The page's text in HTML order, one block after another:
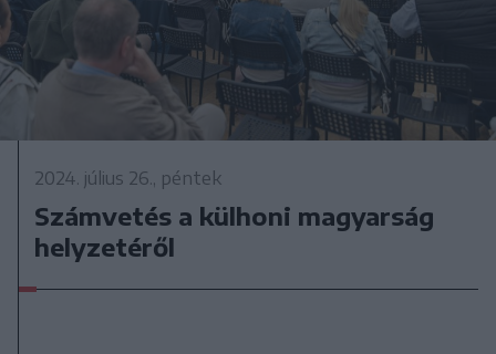
2024. július 26., péntek
Számvetés a külhoni magyarság
helyzetéről